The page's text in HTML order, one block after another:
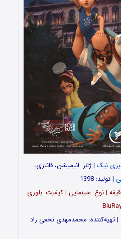
نیک | ژانر: انیمیشن، فانتزی،
| تولبد: 1398
| نوع: سینمایی | کیفیت: بلوری